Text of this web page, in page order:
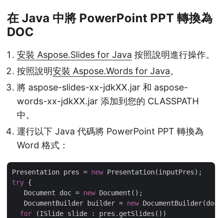
在 Java 中將 PowerPoint PPT 轉換為
DOC
安裝 Aspose.Slides for Java 按照說明進行操作。
按照說明安裝 Aspose.Words for Java。
將 aspose-slides-xx-jdkXX.jar 和 aspose-
words-xx-jdkXX.jar 添加到您的 CLASSPATH
中。
運行以下 Java 代碼將 PowerPoint PPT 轉換為
Word 格式：
Presentation pres = new
try {
   Document doc =
new Document();
   DocumentBuilder builder =
new
for (ISlide slide : pres.getSlides())